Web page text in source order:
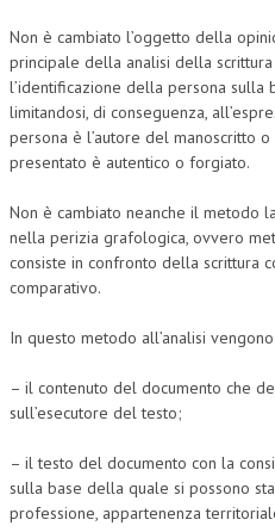
INTERNAZIONALIZZAZIONE
HUMAN RESOURCES
RISORSE UMANE
MARKETING
TREASURY IN FINANCIAL
RISK MANAGEMENT
SVILUPPO SOSTENIBILE
PERSONA E CITTÀ
L’UMANISTA
DIRITTO DEL LAVORO
Non è cambiato l’oggetto della
principale della analisi della
l’identificazione della persona sulla
limitandosi, di conseguenza,
persona è l’autore del manoscritto
presentato è autentico o forgiato.
Non è cambiato neanche il metodo
nella perizia grafologica, ovvero
consiste in confronto della scrittura
comparativo.
In questo metodo all’analisi
– il contenuto del documento che
sull’esecutore del testo;
– il testo del documento con la
sulla base della quale si possono
professione, appartenenza